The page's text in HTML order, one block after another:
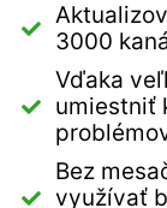
3000
Vďaka
umiestniť
Bez
využívať